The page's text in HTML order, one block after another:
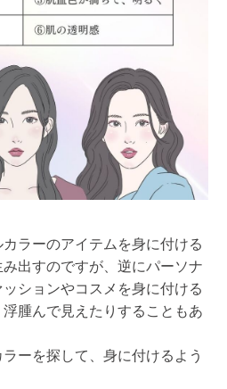
ラーのアイテムを身に付ける
出すのですが、逆にパーソナ
ションやコスメを身に付ける
腫んで見えたりすることもあ
ーを探して、身に付けるよう